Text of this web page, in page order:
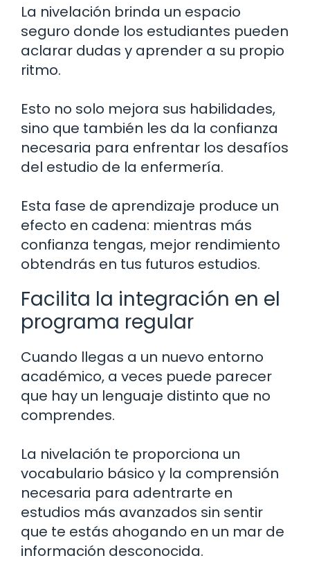
La nivelación brinda un espacio
seguro donde los estudiantes pueden
aclarar dudas y aprender a su propio
ritmo.
Esto no solo mejora sus habilidades,
sino que también les da la confianza
necesaria para enfrentar los desafíos
del estudio de la enfermería.
Esta fase de aprendizaje produce un
efecto en cadena: mientras más
confianza tengas, mejor rendimiento
obtendrás en tus futuros estudios.
Facilita la integración en el
programa regular
Cuando llegas a un nuevo entorno
académico, a veces puede parecer
que hay un lenguaje distinto que no
comprendes.
La nivelación te proporciona un
vocabulario básico y la comprensión
necesaria para adentrarte en
estudios más avanzados sin sentir
que te estás ahogando en un mar de
información desconocida.